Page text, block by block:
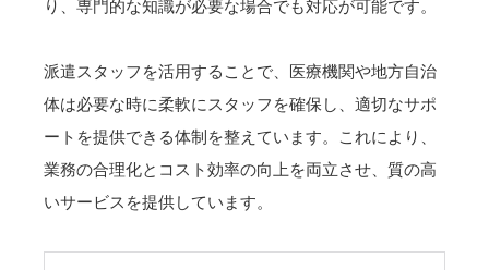
り、専門的な知識が必要な場合でも対応が可能です。
派遣スタッフを活用することで、医療機関や地方自治
体は必要な時に柔軟にスタッフを確保し、適切なサポ
ートを提供できる体制を整えています。これにより、
業務の合理化とコスト効率の向上を両立させ、質の高
いサービスを提供しています。